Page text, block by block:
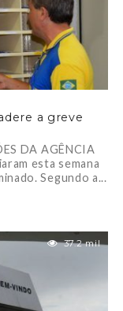
a greve
DA AGÊNCIA
esta semana
Segundo a...
37.2 mil